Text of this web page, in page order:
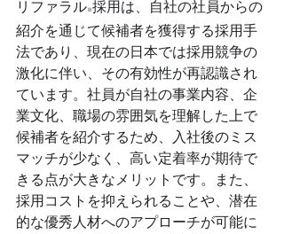
リファラル※採用は、自社の社員からの
紹介を通じて候補者を獲得する採用手
法であり、現在の日本では採用競争の
激化に伴い、その有効性が再認識され
ています。社員が自社の事業内容、企
業文化、職場の雰囲気を理解した上で
候補者を紹介するため、入社後のミス
マッチが少なく、高い定着率が期待で
きる点が大きなメリットです。また、
採用コストを抑えられることや、潜在
的な優秀人材へのアプローチが可能に